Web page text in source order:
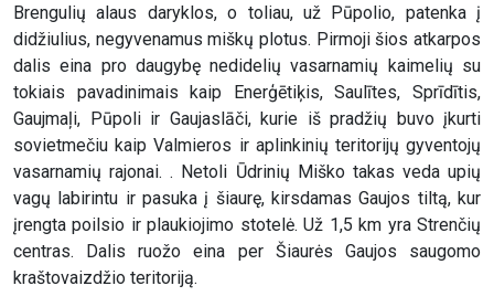
Brengulių alaus daryklos, o toliau, už Pūpolio, patenka į
didžiulius, negyvenamus miškų plotus. Pirmoji šios atkarpos
dalis eina pro daugybę nedidelių vasarnamių kaimelių su
tokiais pavadinimais kaip Enerģētiķis, Saulītes, Sprīdītis,
Gaujmaļi, Pūpoli ir Gaujaslāči, kurie iš pradžių buvo įkurti
sovietmečiu kaip Valmieros ir aplinkinių teritorijų gyventojų
vasarnamių rajonai. . Netoli Ūdrinių Miško takas veda upių
vagų labirintu ir pasuka į šiaurę, kirsdamas Gaujos tiltą, kur
įrengta poilsio ir plaukiojimo stotelė. Už 1,5 km yra Strenčių
centras. Dalis ruožo eina per Šiaurės Gaujos saugomo
kraštovaizdžio teritoriją.